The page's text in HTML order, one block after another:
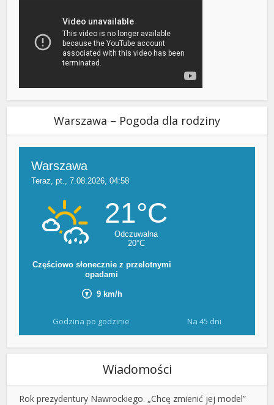
Warszawa – Pogoda dla rodziny
Godzina po godzinie Na 45 dni
Wiadomości
Rok prezydentury Nawrockiego. „Chcę zmienić jej model”